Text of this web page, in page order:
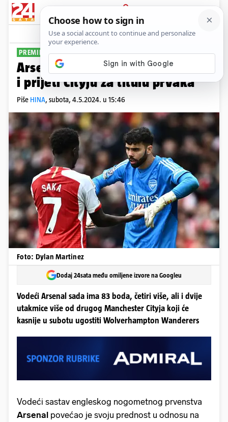
PRIJAVA
Sport Komentari
PREMIER LIGA
Arsenal došao do nove pobjede
i prijeti Cityju za titulu prvaka
Piše HINA, subota, 4.5.2024. u 15:46
Foto: Dylan Martinez
Dodaj 24sata među omiljene izvore na Googleu
Vodeći Arsenal sada ima 83 boda, četiri više, ali i dvije
utakmice više od drugog Manchester Cityja koji će
kasnije u subotu ugostiti Wolverhampton Wanderers
Vodeći sastav engleskog nogometnog prvenstva
Arsenal povećao je svoju prednost u odnosu na